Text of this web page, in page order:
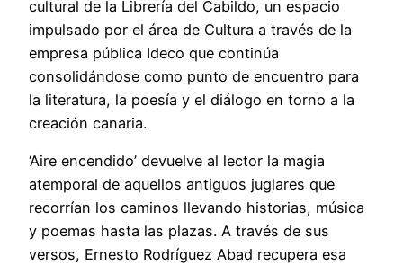
cultural de la Librería del Cabildo, un espacio
impulsado por el área de Cultura a través de la
empresa pública Ideco que continúa
consolidándose como punto de encuentro para
la literatura, la poesía y el diálogo en torno a la
creación canaria.
‘Aire encendido’ devuelve al lector la magia
atemporal de aquellos antiguos juglares que
recorrían los caminos llevando historias, música
y poemas hasta las plazas. A través de sus
versos, Ernesto Rodríguez Abad recupera esa